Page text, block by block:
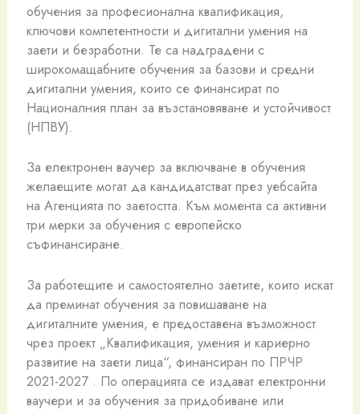
обучения за професионална квалификация,
ключови компетентности и дигитални умения на
заети и безработни. Те са надградени с
широкомащабните обучения за базови и средни
дигитални умения, които се финансират по
Националния план за възстановяване и устойчивост
(НПВУ).
За електронен ваучер за включване в обучения
желаещите могат да кандидатстват през уебсайта
на Агенцията по заетостта. Към момента са активни
три мерки за обучения с европейско
съфинансиране.
За работещите и самостоятелно заетите, които искат
да преминат обучения за повишаване на
дигиталните умения, е предоставена възможност
чрез проект „Квалификация, умения и кариерно
развитие на заети лица“, финансиран по ПРЧР
2021-2027 . По операцията се издават електронни
ваучери и за обучения за придобиване или